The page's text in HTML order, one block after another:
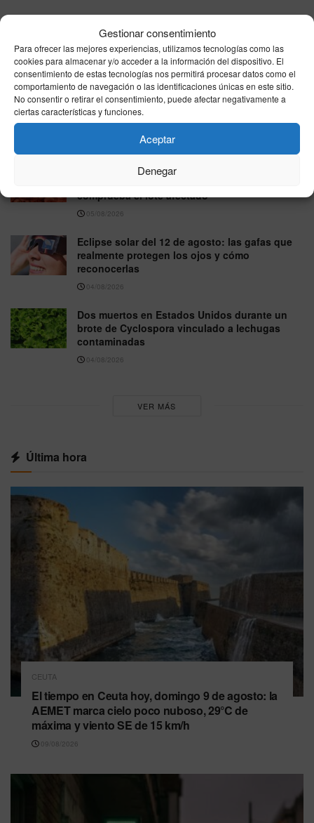
Gestionar consentimiento
Para ofrecer las mejores experiencias, utilizamos tecnologías como las
cookies para almacenar y/o acceder a la información del dispositivo. El
consentimiento de estas tecnologías nos permitirá procesar datos como el
comportamiento de navegación o las identificaciones únicas en este sitio.
No consentir o retirar el consentimiento, puede afectar negativamente a
ciertas características y funciones.
Aceptar
Denegar
Andes en un turista que se encuentra aislado
en Galicia
07/08/2026
Una terapia contra el colesterol reduce
contaminantes PFAS y apunta a un posible
efecto sobre los microplásticos
Alerta alimentaria por salmonela en
langostinos congelados de Ocean Sea:
comprueba el lote afectado
05/08/2026
Eclipse solar del 12 de agosto: las gafas que
realmente protegen los ojos y cómo
reconocerlas
04/08/2026
Dos muertos en Estados Unidos durante un
brote de Cyclospora vinculado a lechugas
contaminadas
04/08/2026
VER MÁS
Última hora
CEUTA
El tiempo en Ceuta hoy, domingo 9 de agosto: la
AEMET marca cielo poco nuboso, 29°C de
máxima y viento SE de 15 km/h
09/08/2026